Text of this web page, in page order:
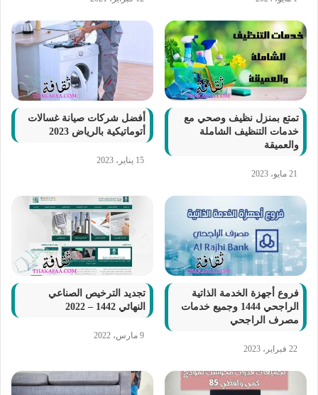
تمتع بمنزل نظيف وصحي مع
خدمات التنظيف الشاملة
والعميقة
21 مايو، 2023
أفضل شركات صيانة غسالات
أتوماتيكية بالرياض 2023
15 يناير، 2023
فروع أجهزة الخدمة الذاتية
الراجحي 1444 وجميع خدمات
مصرف الراجحي
22 فبراير، 2023
تجديد الترخيص الصناعي
النهائي 1442 – 2022
9 مارس، 2022